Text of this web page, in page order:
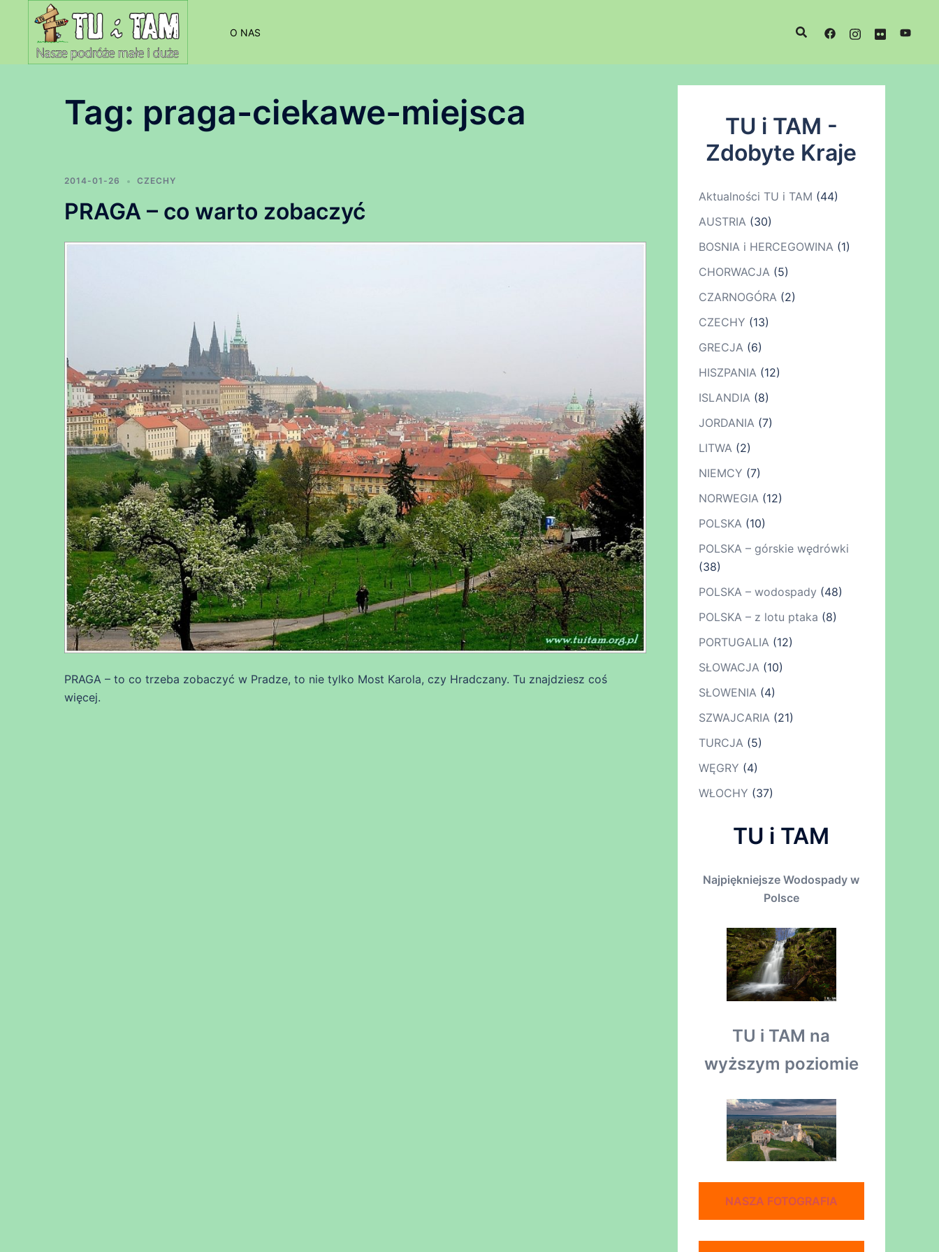
O NAS
Tag: praga-ciekawe-miejsca
2014-01-26 CZECHY
PRAGA – co warto zobaczyć
PRAGA – to co trzeba zobaczyć w Pradze, to nie tylko Most Karola, czy Hradczany. Tu znajdziesz coś
więcej.
TU i TAM -
Zdobyte Kraje
Aktualności TU i TAM (44)
AUSTRIA(30)
BOSNIA i HERCEGOWINA(1)
CHORWACJA(5)
CZARNOGÓRA(2)
CZECHY (13)
GRECJA(6)
HISZPANIA(12)
ISLANDIA(8)
JORDANIA(7)
LITWA(2)
NIEMCY (7)
NORWEGIA(12)
POLSKA(10)
POLSKA – górskie wędrówki
(38)
POLSKA – wodospady (48)
POLSKA – z lotu ptaka (8)
PORTUGALIA(12)
SŁOWACJA(10)
SŁOWENIA(4)
SZWAJCARIA(21)
TURCJA(5)
WĘGRY (4)
WŁOCHY (37)
TU i TAM
Najpiękniejsze Wodospady w
Polsce
TU i TAM na
wyższym poziomie
NASZA FOTOGRAFIA